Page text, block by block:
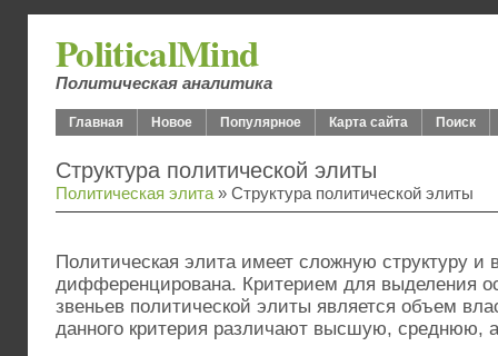
PoliticalMind
Политическая аналитика
Главная Новое Популярное Карта сайта Поиск
Структура политической элиты
Политическая элита » Структура политической элиты
Политическая элита имеет сложную структуру и
дифференцирована. Критерием для выделения
звеньев политической элиты является объем
данного критерия различают высшую, среднюю,